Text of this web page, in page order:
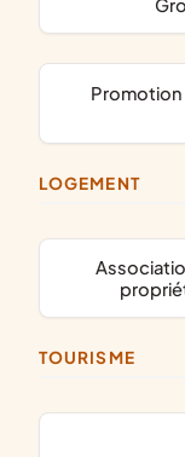
promotion d'initiatives de développement
LOGEMENT
associations et comités de locataires, de
TOURISME